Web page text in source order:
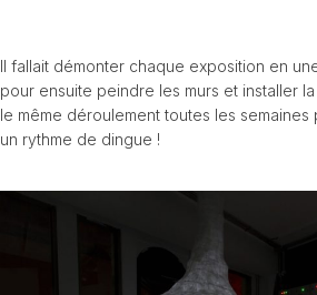
Il fallait démonter chaque exposition en
pour ensuite peindre les murs et installer
le même déroulement toutes les semaines
un rythme de dingue !